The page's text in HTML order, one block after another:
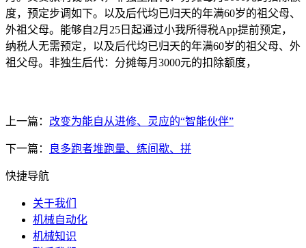
度，预定步调如下。以及后代均已归天的年满60岁的祖父母、
外祖父母。能够自2月25日起通过小我所得税App提前预定，
纳税人无需预定，以及后代均已归天的年满60岁的祖父母、外
祖父母。非独生后代：分摊每月3000元的扣除额度，
上一篇： 改变为能自从进修、灵应的“智能伙伴”
下一篇： 良多跑者堆跑量、练间歇、拼
快捷导航
关于我们
机械自动化
机械知识